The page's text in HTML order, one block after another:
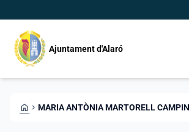
Ajuntament d'Alaró
HOME CHEVRON_RIGHT MARIA ANTÒNIA MARTORELL